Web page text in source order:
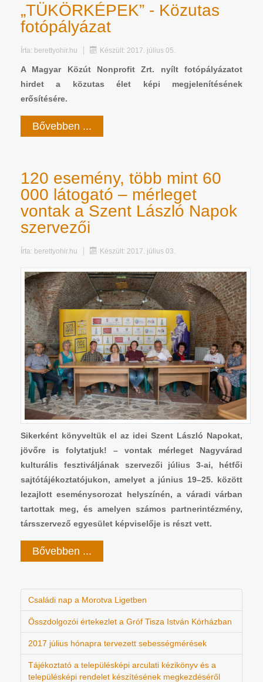
„TÜKÖRKÉPEK” - Közutas
fotópályázat
Írta: berettyohir.hu Készült: 2017. július 05.
A Magyar Közút Nonprofit Zrt. nyílt fotópályázatot
hirdet a közutas élet képi megjelenítésének
erősítésére.
Bővebben ...
120 esemény, több mint 60
000 látogató – mérleget
vontak a Szent László Napok
szervezői
Írta: berettyohir.hu Készült: 2017. július 03.
Sikerként könyveltük el az idei Szent László Napokat,
jövőre is folytatjuk! – vontak mérleget Nagyvárad
kulturális fesztiváljának szervezői július 3-ai, hétfői
sajtótájékoztatójukon, amelyet a június 19–25. között
lezajlott eseménysorozat helyszínén, a váradi várban
tartottak meg, és amelyen számos partnerintézmény,
társszervező egyesület képviselője is részt vett.
Bővebben ...
Családi nap a Morotva Ligetben
Összdolgozói értekezlet a Gróf Tisza István Kórházban
2017 július hónapra tervezett sebességmérések
Tájékoztató a településképi arculati kézikönyv és a
településképi rendelet készítésének megkezdéséről